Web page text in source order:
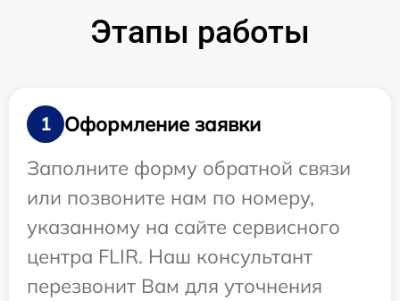
Этапы работы
1
Оформление заявки
Заполните форму обратной связи
или позвоните нам по номеру,
указанному на сайте сервисного
центра FLIR. Наш консультант
перезвонит Вам для уточнения